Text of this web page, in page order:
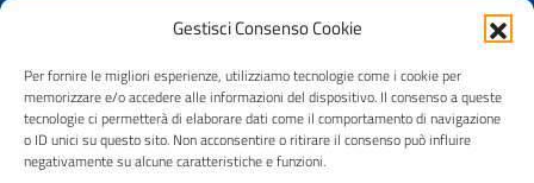
Gestisci Consenso Cookie
Per fornire le migliori esperienze, utilizziamo tecnologie come i cookie per
memorizzare e/o accedere alle informazioni del dispositivo. Il consenso a queste
tecnologie ci permetterà di elaborare dati come il comportamento di navigazione
o ID unici su questo sito. Non acconsentire o ritirare il consenso può influire
negativamente su alcune caratteristiche e funzioni.
Useful Links Section
Privacy | Cookie policy | Contatti |